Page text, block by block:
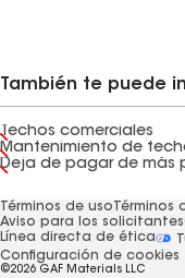
También te puede
Techos comerciales
Deja de pagar de más
Términos de uso Términos
Aviso para los solicitantes
Línea directa de ética
Configuración de cookies
©2026 GAF Materials LLC